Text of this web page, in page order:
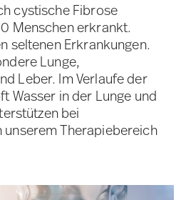
cystische Fibrose
Menschen erkrankt.
seltenen Erkrankungen.
Lunge,
Leber. Im Verlaufe der
Wasser in der Lunge und
bei
Therapiebereich